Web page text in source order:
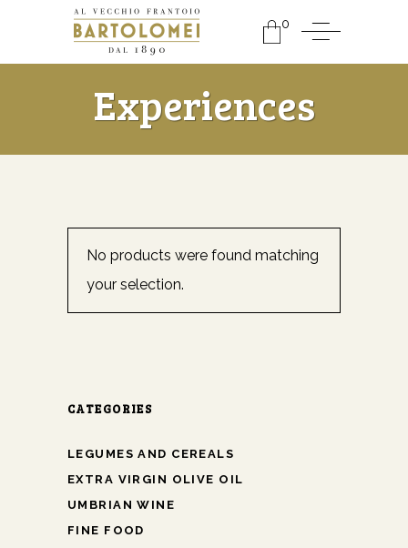
0
Experiences
No products were found matching
your selection.
CATEGORIES
LEGUMES AND CEREALS
EXTRA VIRGIN OLIVE OIL
UMBRIAN WINE
FINE FOOD